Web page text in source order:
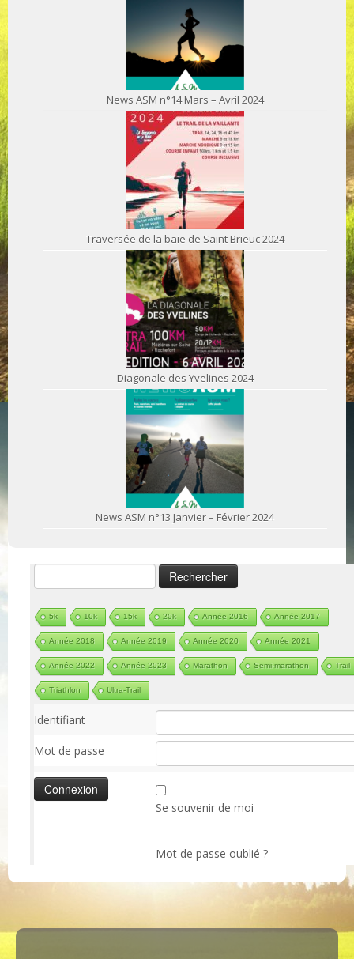
News ASM n°14 Mars – Avril 2024
Traversée de la baie de Saint Brieuc 2024
Diagonale des Yvelines 2024
News ASM n°13 Janvier – Février 2024
Rechercher :
5k 10k 15k 20k Année 2016 Année 2017
Année 2018 Année 2019 Année 2020 Année 2021
Année 2022 Année 2023 Marathon Semi-marathon Trail
Triathlon Ultra-Trail
Identifiant
Mot de passe
Se souvenir de moi
Mot de passe oublié ?